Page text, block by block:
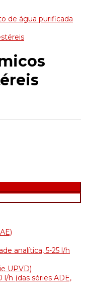
de água purificada
analítica, 5-25 l/h
UPVD)
l/h (das séries ADE,